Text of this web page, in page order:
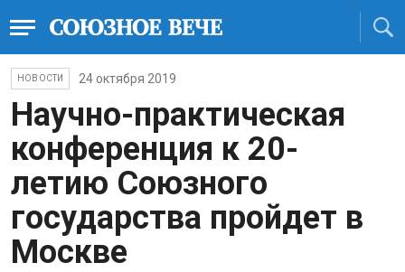
НОВОСТИ 24 октября 2019
Научно-практическая
конференция к 20-
летию Союзного
государства пройдет в
Москве